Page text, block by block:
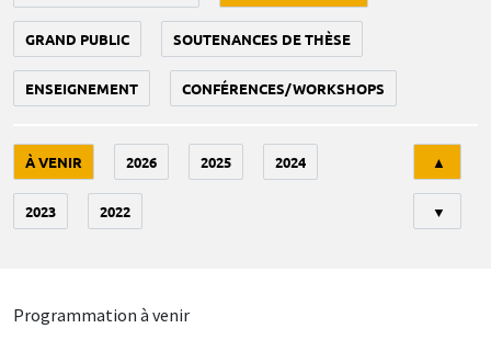
GRAND PUBLIC SOUTENANCES DE THÈSE
ENSEIGNEMENT CONFÉRENCES/WORKSHOPS
À VENIR 2026 2025 2024
2023 2022
▲
▼
Programmation à venir